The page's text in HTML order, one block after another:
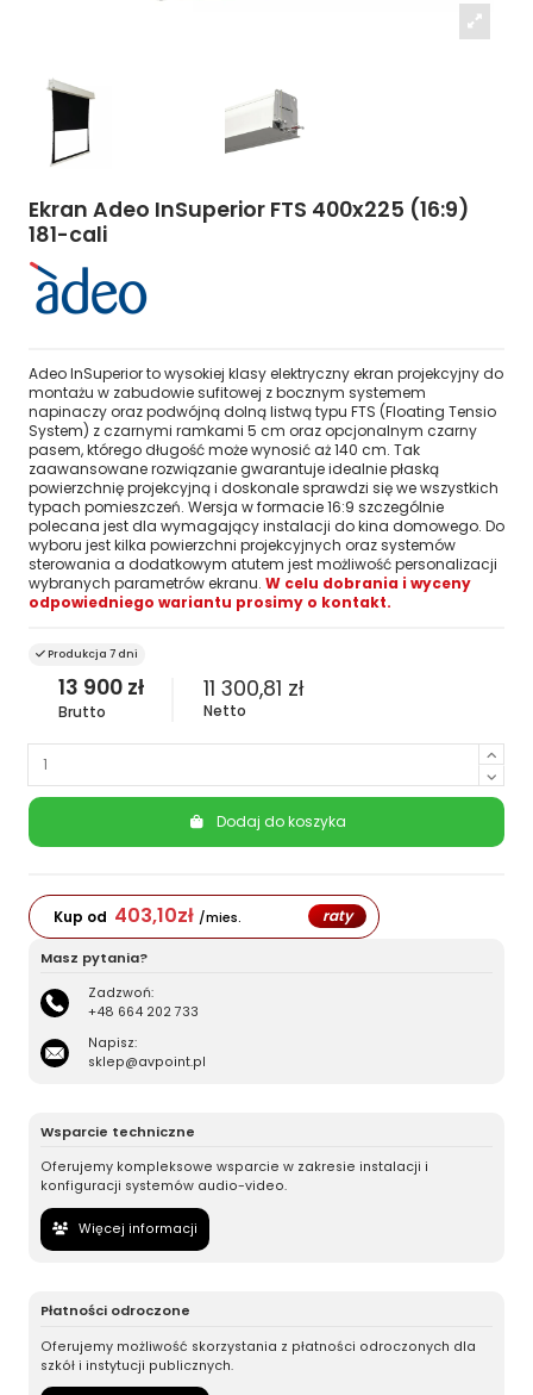
Ekran Adeo InSuperior FTS 400x225 (16:9)
181-cali
Adeo InSuperior to wysokiej klasy elektryczny ekran projekcyjny do
montażu w zabudowie sufitowej z bocznym systemem
napinaczy oraz podwójną dolną listwą typu FTS (Floating Tensio
System) z czarnymi ramkami 5 cm oraz opcjonalnym czarny
pasem, którego długość może wynosić aż 140 cm. Tak
zaawansowane rozwiązanie gwarantuje idealnie płaską
powierzchnię projekcyjną i doskonale sprawdzi się we wszystkich
typach pomieszczeń. Wersja w formacie 16:9 szczególnie
polecana jest dla wymagający instalacji do kina domowego. Do
wyboru jest kilka powierzchni projekcyjnych oraz systemów
sterowania a dodatkowym atutem jest możliwość personalizacji
wybranych parametrów ekranu. W celu dobrania i wyceny
odpowiedniego wariantu prosimy o kontakt.
Produkcja 7 dni
13 900 zł
Brutto
11 300,81 zł
Netto
Dodaj do koszyka
Kup od 403,10zł /mies. raty
Masz pytania?
Zadzwoń:
+48 664 202 733
Napisz:
sklep@avpoint.pl
Wsparcie techniczne
Oferujemy kompleksowe wsparcie w zakresie instalacji i
konfiguracji systemów audio-video.
Więcej informacji
Płatności odroczone
Oferujemy możliwość skorzystania z płatności odroczonych dla
szkół i instytucji publicznych.